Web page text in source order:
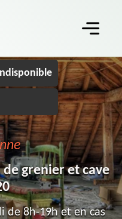
grenier et cave
de 8h-19h et en cas